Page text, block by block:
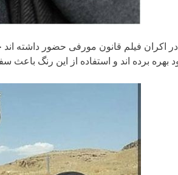
در اکران فیلم قانون مورفی حضور داشته
بهره برده اند و استفاده از این رنگ